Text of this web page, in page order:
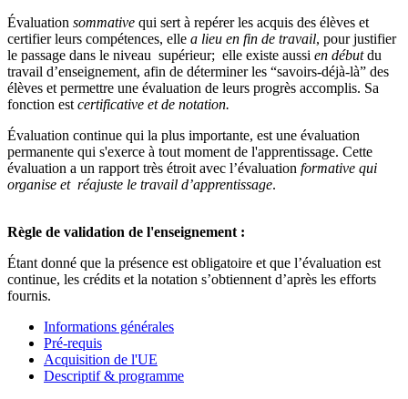
Évaluation sommative qui sert à repérer les acquis des élèves et
certifier leurs compétences, elle a lieu en fin de travail, pour justifier
le passage dans le niveau supérieur; elle existe aussi en débutdu
travail d’enseignement, afin de déterminer les “savoirs-déjà-là” des
élèves et permettre une évaluation de leurs progrès accomplis. Sa
fonction est certificative et de notation.
Évaluation continue qui la plus importante, est une évaluation
permanente qui s'exerce à tout moment de l'apprentissage. Cette
évaluation a un rapport très étroit avec l’évaluation formative qui
organise et réajuste le travail d’apprentissage.
Règle de validation de l'enseignement :
Étant donné que la présence est obligatoire et que l’évaluation est
continue, les crédits et la notation s’obtiennent d’après les efforts
fournis.
Informations générales
Pré-requis
Acquisition de l'UE
Descriptif & programme